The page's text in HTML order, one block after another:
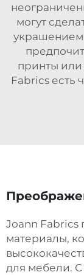
могут
украшением
принты или
Fabrics есть
Joann Fabrics
материалы,
для мебели.